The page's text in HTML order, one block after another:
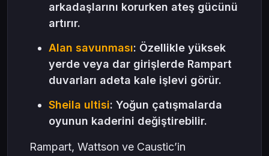
arkadaşlarını korurken ateş gücünü
artırır.
Alan savunması: Özellikle yüksek
yerde veya dar girişlerde Rampart
duvarları adeta kale işlevi görür.
Sheila ultisi: Yoğun çatışmalarda
oyunun kaderini değiştirebilir.
Rampart, Wattson ve Caustic’in